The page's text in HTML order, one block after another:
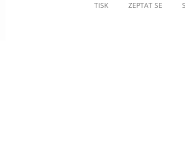
TISK ZEPTAT SE